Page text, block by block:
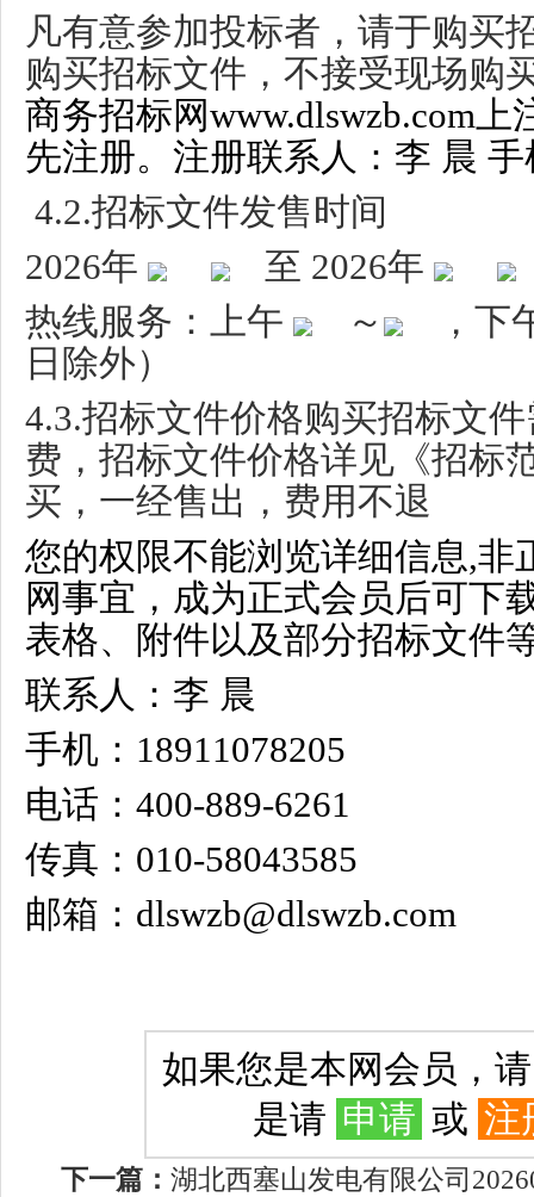
凡有意参加投标者，请于购买
购买招标文件，不接受现场购
商务招标网www.dlswzb.com
先注册。注册联系人：李 晨 手
4.2.招标文件发售时间
2026年 至 2026年
热线服务：上午
～
，下
日除外）
4.3.招标文件价格购买招标文
费，招标文件价格详见《招标
买，一经售出，费用不退
您的权限不能浏览详细信息,非
网事宜，成为正式会员后可下
表格、附件以及部分招标文件
联系人：李 晨
手机：18911078205
电话：400-889-6261
传真：010-58043585
邮箱：dlswzb@dlswzb.com
如果您是本网会员，
是请 申请 或 注
下一篇： 湖北西塞山发电有限公司